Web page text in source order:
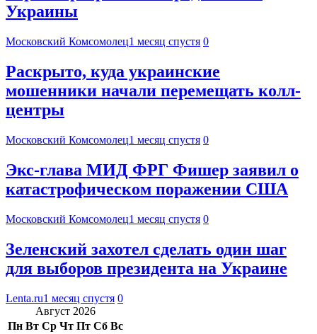
Украины
Московский Комсомолец1 месяц спустя 0
Раскрыто, куда украинские
мошенники начали перемещать колл-
центры
Московский Комсомолец1 месяц спустя 0
Экс-глава МИД ФРГ Фишер заявил о
катастрофическом поражении США
Московский Комсомолец1 месяц спустя 0
Зеленский захотел сделать один шаг
для выборов президента на Украине
Lenta.ru1 месяц спустя 0
Август 2026
Пн Вт Ср Чт Пт Сб Вс